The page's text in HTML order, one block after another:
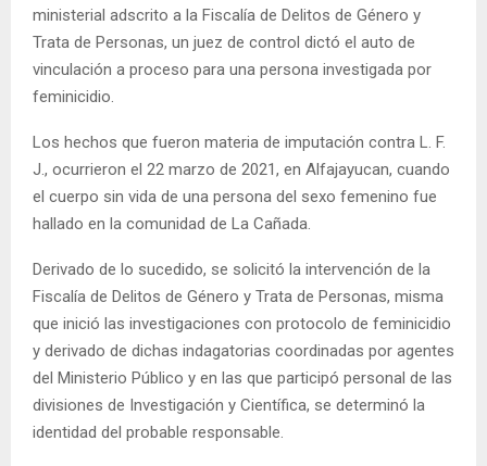
ministerial adscrito a la Fiscalía de Delitos de Género y
Trata de Personas, un juez de control dictó el auto de
vinculación a proceso para una persona investigada por
feminicidio.
Los hechos que fueron materia de imputación contra L. F.
J., ocurrieron el 22 marzo de 2021, en Alfajayucan, cuando
el cuerpo sin vida de una persona del sexo femenino fue
hallado en la comunidad de La Cañada.
Derivado de lo sucedido, se solicitó la intervención de la
Fiscalía de Delitos de Género y Trata de Personas, misma
que inició las investigaciones con protocolo de feminicidio
y derivado de dichas indagatorias coordinadas por agentes
del Ministerio Público y en las que participó personal de las
divisiones de Investigación y Científica, se determinó la
identidad del probable responsable.